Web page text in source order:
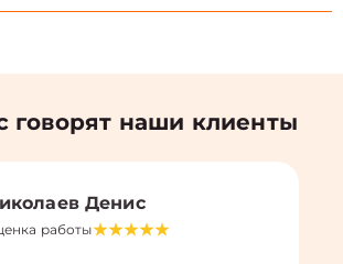
говорят наши клиенты
Денис
работы